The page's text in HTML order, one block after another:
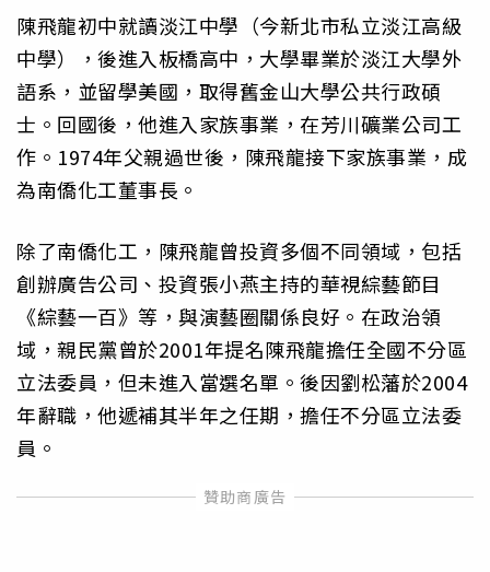
陳飛龍初中就讀淡江中學（今新北市私立淡江高級
中學），後進入板橋高中，大學畢業於淡江大學外
語系，並留學美國，取得舊金山大學公共行政碩
士。回國後，他進入家族事業，在芳川礦業公司工
作。1974年父親過世後，陳飛龍接下家族事業，成
為南僑化工董事長。
除了南僑化工，陳飛龍曾投資多個不同領域，包括
創辦廣告公司、投資張小燕主持的華視綜藝節目
《綜藝一百》等，與演藝圈關係良好。在政治領
域，親民黨曾於2001年提名陳飛龍擔任全國不分區
立法委員，但未進入當選名單。後因劉松藩於2004
年辭職，他遞補其半年之任期，擔任不分區立法委
員。